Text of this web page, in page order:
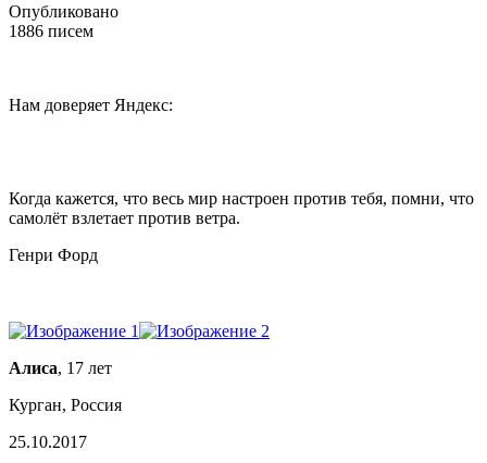
Опубликовано
1886 писем
Нам доверяет Яндекс:
Когда кажется, что весь мир настроен против тебя, помни, что
самолёт взлетает против ветра.
Генри Форд
Алиса, 17 лет
Курган, Россия
25.10.2017